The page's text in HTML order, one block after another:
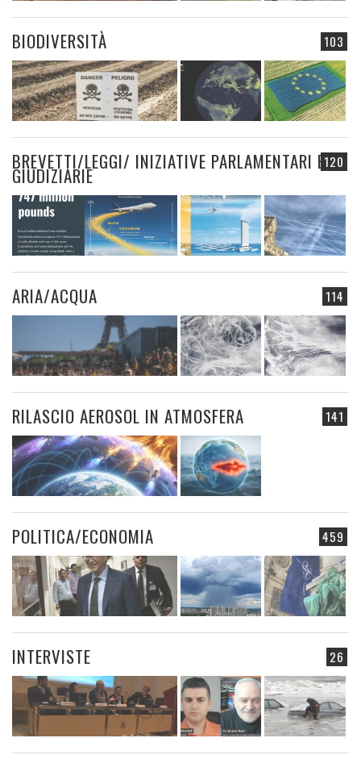
103
BIODIVERSITÀ
120
BREVETTI/LEGGI/ INIZIATIVE PARLAMENTARI E
GIUDIZIARIE
114
ARIA/ACQUA
141
RILASCIO AEROSOL IN ATMOSFERA
459
POLITICA/ECONOMIA
26
INTERVISTE